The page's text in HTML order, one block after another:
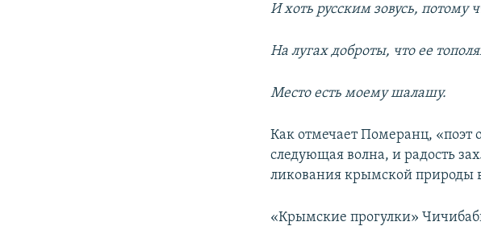
И хоть русским зовусь, потому
На лугах доброты, что ее
Место есть моему шалашу.
Как отмечает Померанц, «поэт
следующая волна, и радость
ликования крымской природы
«Крымские прогулки»